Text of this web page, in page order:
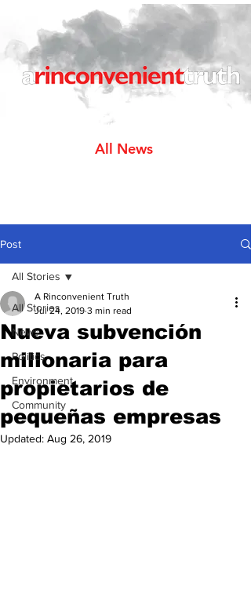
All News
Post
All Stories
News
Politics
Environment
Community
All Stories
Nueva subvención
millonaria para
propietarios de
pequeñas empresas
A Rinconvenient Truth
Jul 24, 2019 3 min read
Updated: Aug 26, 2019